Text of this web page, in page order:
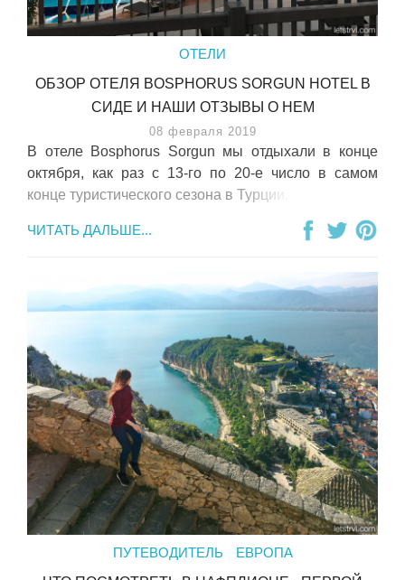
ОТЕЛИ
ОБЗОР ОТЕЛЯ BOSPHORUS SORGUN HOTEL В
СИДЕ И НАШИ ОТЗЫВЫ О НЕМ
08 февраля 2019
В отеле Bosphorus Sorgun мы отдыхали в конце
октября, как раз с 13-го по 20-е число в самом
конце туристического сезона в Турции.
ЧИТАТЬ ДАЛЬШЕ...
ПУТЕВОДИТЕЛЬ
ЕВРОПА